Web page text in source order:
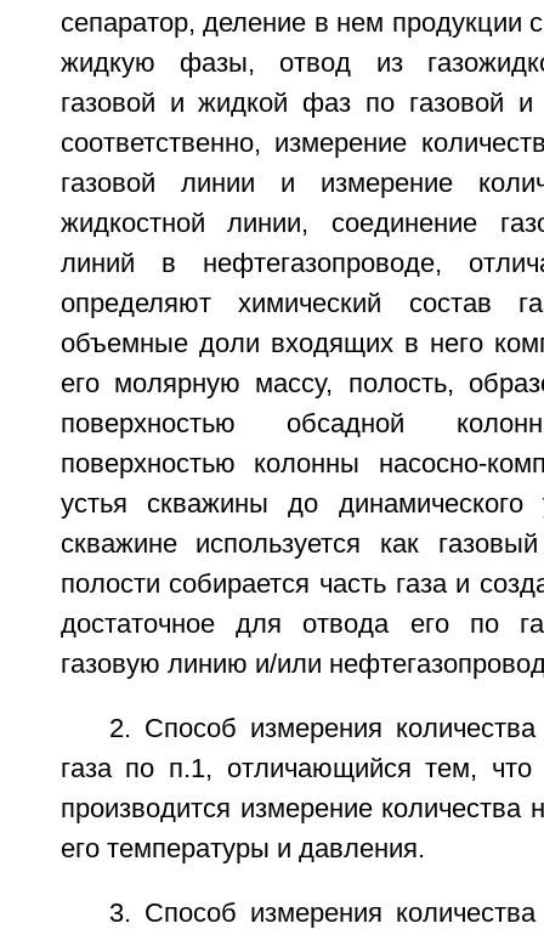
сепаратор, деление в нем продукции
жидкую фазы, отвод из
газовой и жидкой фаз по газовой и
соответственно, измерение
газовой линии и измерение
жидкостной линии, соединение
линий в нефтегазопроводе,
определяют химический состав
объемные доли входящих в него
его молярную массу, полость,
поверхностью обсадной
поверхностью колонны насосно-
устья скважины до
скважине используется как
полости собирается часть газа и
достаточное для отвода его по
газовую линию и/или
2. Способ измерения
газа по п.1, отличающийся тем, что
производится измерение количества
его температуры и давления.
3. Способ измерения